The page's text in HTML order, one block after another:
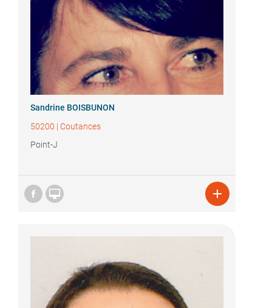
Sandrine BOISBUNON
50200 | Coutances
Point-J
 